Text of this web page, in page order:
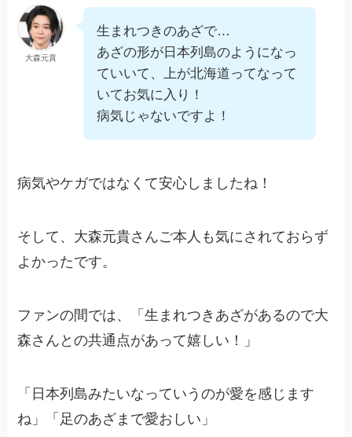
大森元貴
生まれつきのあざで…
あざの形が日本列島のようになっ
ていいて、上が北海道ってなって
いてお気に入り！
病気じゃないですよ！
病気やケガではなくて安心しましたね！
そして、大森元貴さんご本人も気にされておらず
よかったです。
ファンの間では、「生まれつきあざがあるので大
森さんとの共通点があって嬉しい！」
「日本列島みたいなっていうのが愛を感じます
ね」「足のあざまで愛おしい」